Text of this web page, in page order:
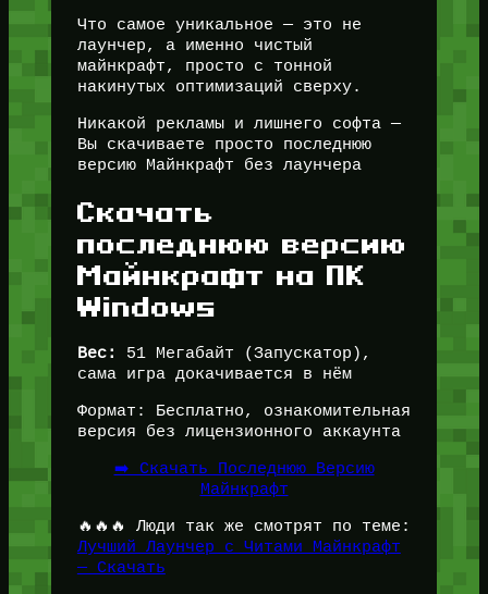
Что самое уникальное — это не
лаунчер, а именно чистый
майнкрафт, просто с тонной
накинутых оптимизаций сверху.
Никакой рекламы и лишнего софта —
Вы скачиваете просто последнюю
версию Майнкрафт без лаунчера
Скачать
последнюю версию
Майнкрафт на ПК
Windows
Вес:
51 Мегабайт (Запускатор),
сама игра докачивается в нём
Формат: Бесплатно, ознакомительная
версия без лицензионного аккаунта
➡️ Скачать Последнюю Версию
Майнкрафт
🔥🔥🔥 Люди так же смотрят по теме:
Лучший Лаунчер с Читами Майнкрафт
— Скачать